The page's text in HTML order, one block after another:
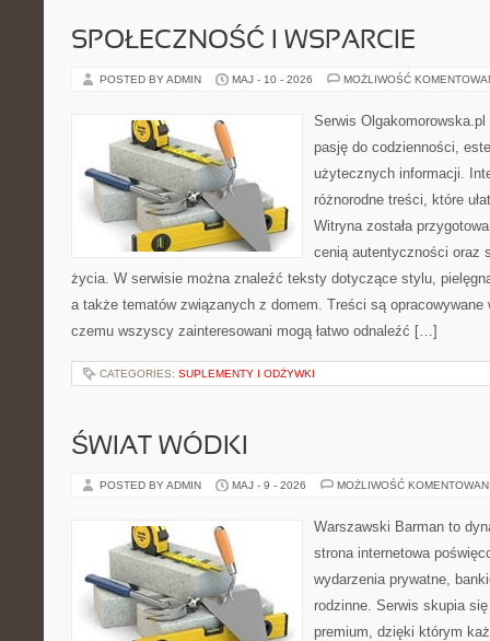
SPOŁECZNOŚĆ I WSPARCIE
POSTED BY ADMIN MAJ - 10 - 2026 MOŻLIWOŚĆ
Serwis
pasję do codzienności,
użytecznych informacji.
różnorodne treści, które
Witryna została
cenią autentyczności oraz
życia. W serwisie można znaleźć teksty dotyczące stylu,
a także tematów związanych z domem. Treści są
czemu wszyscy zainteresowani mogą łatwo odnaleźć […]
CATEGORIES: SUPLEMENTY I ODŻYWKI
ŚWIAT WÓDKI
POSTED BY ADMIN MAJ - 9 - 2026 MOŻLIWOŚĆ
Warszawski Barman to
strona internetowa
wydarzenia prywatne,
rodzinne. Serwis skupia
premium, dzięki którym